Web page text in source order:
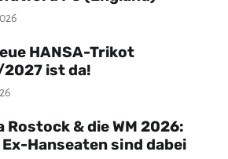
HANSA-Trikot
ist da!
Rostock & die WM 2026:
Ex-Hanseaten sind dabei